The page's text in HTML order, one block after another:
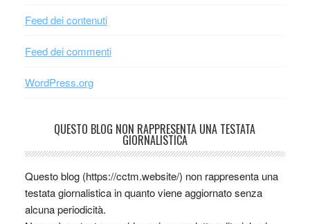
Feed dei contenuti
Feed dei commenti
WordPress.org
QUESTO BLOG NON RAPPRESENTA UNA TESTATA
GIORNALISTICA
Questo blog (https://cctm.website/) non rappresenta una
testata giornalistica in quanto viene aggiornato senza
alcuna periodicità.